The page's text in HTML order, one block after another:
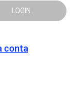
LOGIN
conta